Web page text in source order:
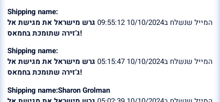
Shipping name:
המייל שנשלח ב10/10/2024 09:55:12
גרש מישראל את מגישת אל
ג’זירה שתומכת בחמאס!
Shipping name:
המייל שנשלח ב10/10/2024 05:15:47
גרש מישראל את מגישת אל
ג’זירה שתומכת בחמאס!
Shipping name:Sharon Grolman